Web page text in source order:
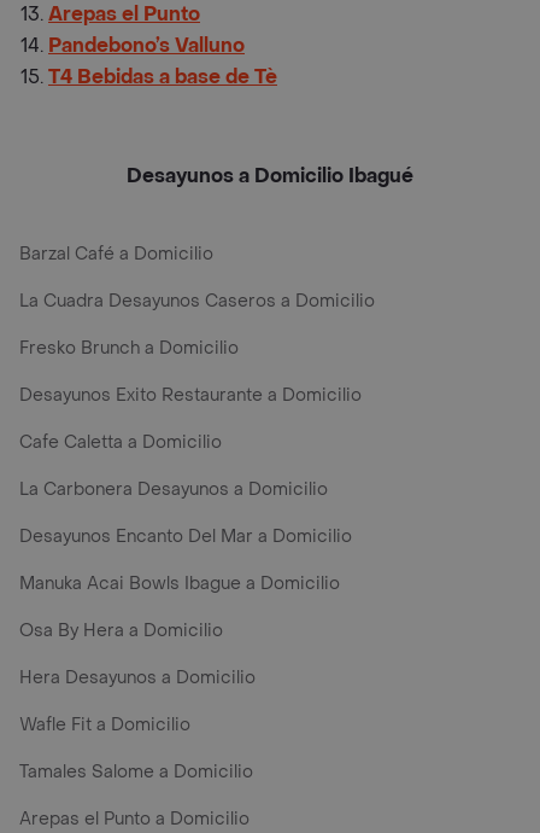
Arepas el Punto
Pandebono’s Valluno
T4 Bebidas a base de Tè
Desayunos a Domicilio Ibagué
Barzal Café a Domicilio
La Cuadra Desayunos Caseros a Domicilio
Fresko Brunch a Domicilio
Desayunos Exito Restaurante a Domicilio
Cafe Caletta a Domicilio
La Carbonera Desayunos a Domicilio
Desayunos Encanto Del Mar a Domicilio
Manuka Acai Bowls Ibague a Domicilio
Osa By Hera a Domicilio
Hera Desayunos a Domicilio
Wafle Fit a Domicilio
Tamales Salome a Domicilio
Arepas el Punto a Domicilio